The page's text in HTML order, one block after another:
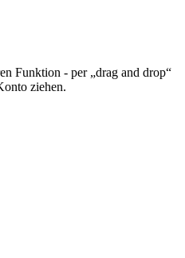
Funktion - per „drag and drop“
ziehen.